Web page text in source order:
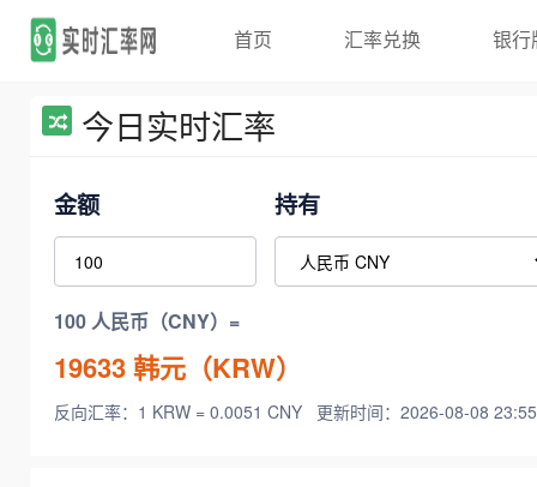
首页 汇率兑换 银行
今日实时汇率
金额 持有
100 人民币（CNY）=
19633韩元（KRW）
反向汇率：1 KRW = 0.0051 CNY 更新时间：2026-08-08